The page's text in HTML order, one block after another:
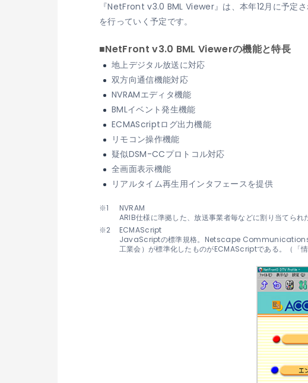
『NetFront v3.0 BML Viewer』は、本年12月に予定
を行っていく予定です。
■NetFront v3.0 BML Viewerの機能と特長
地上デジタル放送に対応
双方向通信機能対応
NVRAMエディタ機能
BMLイベント発生機能
ECMAScriptログ出力機能
リモコン操作機能
疑似DSM-CCプロトコル対応
全画面表示機能
リアルタイム再生用インタフェースを提供
NVRAM
ARIB仕様に準拠した、放送事業者毎などに割り当てられ
ECMAScript
JavaScriptの標準規格。Netscape Communications
工業会）が標準化したものがECMAScriptである。（「